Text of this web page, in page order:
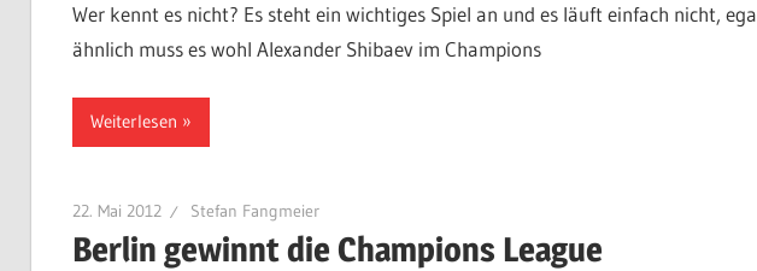
Wer kennt es nicht? Es steht ein wichtiges Spiel an und es läuft einfach nicht,
ähnlich muss es wohl Alexander Shibaev im Champions
Weiterlesen
22. Mai 2012 Stefan Fangmeier
Berlin gewinnt die Champions League